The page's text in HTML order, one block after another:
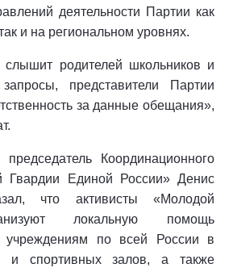
деятельности Партии как
и на региональном уровнях.
родителей школьников и
представители Партии
за данные обещания»,
Координационного
Гвардии Единой России» Денис
что активисты «Молодой
локальную помощь
учреждениям по всей России в
и спортивных залов, а также